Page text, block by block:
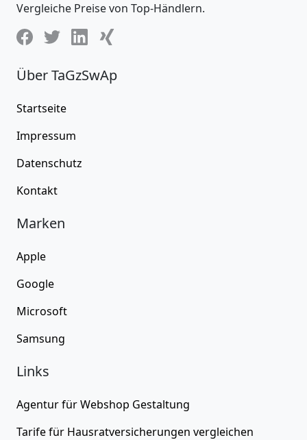
Vergleiche Preise von Top-Händlern.
Über TaGzSwAp
Startseite
Impressum
Datenschutz
Kontakt
Marken
Apple
Google
Microsoft
Samsung
Links
Agentur fürWebshop Gestaltung
Tarife für Hausratversicherungen vergleichen